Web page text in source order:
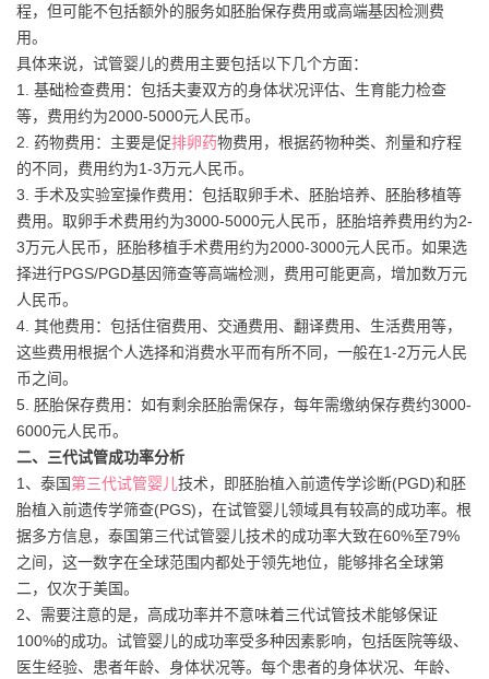
程，但可能不包括额外的服务如胚胎保存费用或高端基因检测费
用。
具体来说，试管婴儿的费用主要包括以下几个方面：
1. 基础检查费用：包括夫妻双方的身体状况评估、生育能力检查
等，费用约为2000-5000元人民币。
2. 药物费用：主要是促排卵药物费用，根据药物种类、剂量和疗程
的不同，费用约为1-3万元人民币。
3. 手术及实验室操作费用：包括取卵手术、胚胎培养、胚胎移植等
费用。取卵手术费用约为3000-5000元人民币，胚胎培养费用约为2-
3万元人民币，胚胎移植手术费用约为2000-3000元人民币。如果选
择进行PGS/PGD基因筛查等高端检测，费用可能更高，增加数万元
人民币。
4. 其他费用：包括住宿费用、交通费用、翻译费用、生活费用等，
这些费用根据个人选择和消费水平而有所不同，一般在1-2万元人民
币之间。
5. 胚胎保存费用：如有剩余胚胎需保存，每年需缴纳保存费约3000-
6000元人民币。
二、三代试管成功率分析
1、泰国第三代试管婴儿技术，即胚胎植入前遗传学诊断(PGD)和胚
胎植入前遗传学筛查(PGS)，在试管婴儿领域具有较高的成功率。根
据多方信息，泰国第三代试管婴儿技术的成功率大致在60%至79%
之间，这一数字在全球范围内都处于领先地位，能够排名全球第
二，仅次于美国。
2、需要注意的是，高成功率并不意味着三代试管技术能够保证
100%的成功。试管婴儿的成功率受多种因素影响，包括医院等级、
医生经验、患者年龄、身体状况等。每个患者的身体状况、年龄、